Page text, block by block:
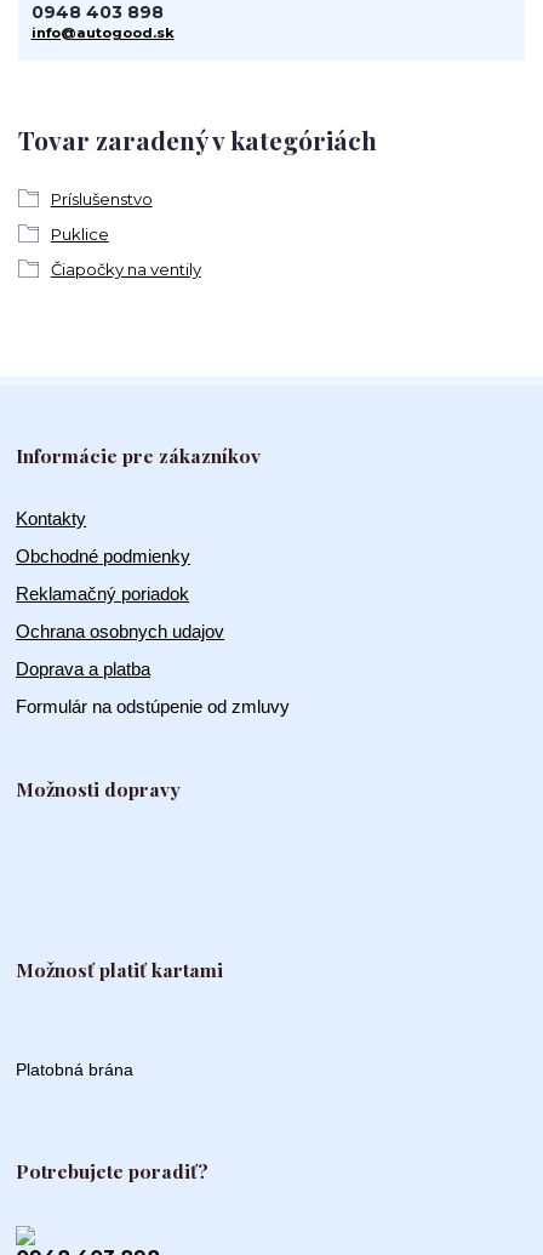
Tovar zaradený v kategóriách
Príslušenstvo
Puklice
Čiapočky na ventily
0948 403 898
info@autogood.sk
Informácie pre zákazníkov
Kontakty
Obchodné podmienky
Reklamačný poriadok
Ochrana osobnych udajov
Doprava a platba
Formulár na odstúpenie od zmluvy
Možnosti dopravy
Možnosť platiť kartami
Platobná brána
Potrebujete poradiť?